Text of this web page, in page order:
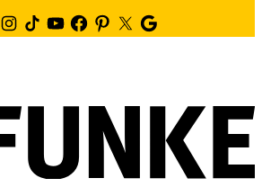
Instagram
TikTokYoutubeFacebook
PinterestTwitterGoogle
News